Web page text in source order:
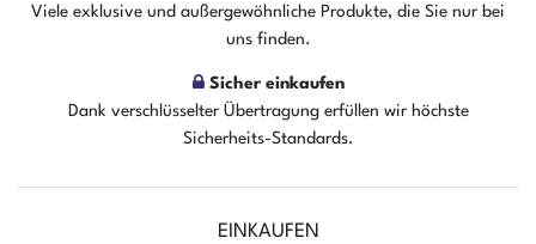
Viele exklusive und außergewöhnliche Produkte, die Sie nur bei
uns finden.
Sicher einkaufen
Dank verschlüsselter Übertragung erfüllen wir höchste
Sicherheits-Standards.
EINKAUFEN